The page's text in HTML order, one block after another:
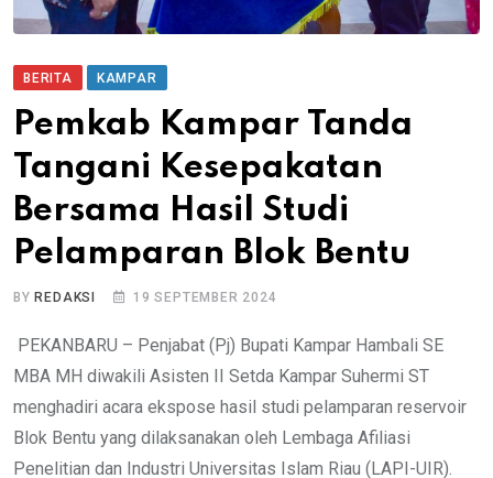
BERITA KAMPAR
Pemkab Kampar Tanda
Tangani Kesepakatan
Bersama Hasil Studi
Pelamparan Blok Bentu
BYREDAKSI 19 SEPTEMBER 2024
PEKANBARU – Penjabat (Pj) Bupati Kampar Hambali SE
MBA MH diwakili Asisten II Setda Kampar Suhermi ST
menghadiri acara ekspose hasil studi pelamparan reservoir
Blok Bentu yang dilaksanakan oleh Lembaga Afiliasi
Penelitian dan Industri Universitas Islam Riau (LAPI-UIR).